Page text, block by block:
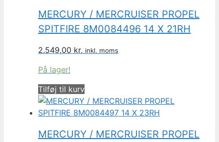
MERCURY / MERCRUISER PROPEL
SPITFIRE 8M0084496 14 X 21RH
2.549,00 kr. inkl. moms
På lager!
Tilføj til kurv
MERCURY / MERCRUISER PROPEL